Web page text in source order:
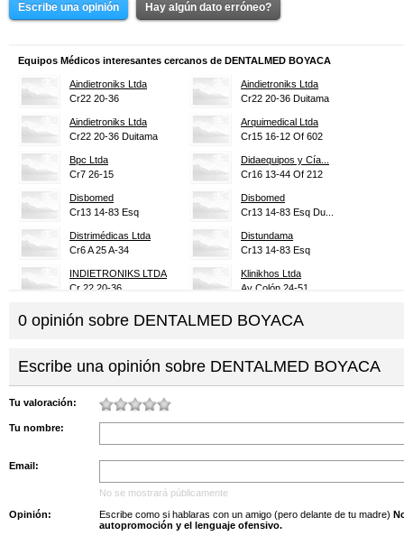
Escribe una opinión Hay algún dato erróneo?
Equipos Médicos interesantes cercanos de DENTALMED BOYACA
Aindietroniks Ltda
Cr22 20-36
Aindietroniks Ltda
Cr22 20-36 Duitama
Aindietroniks Ltda
Cr22 20-36 Duitama
Arquimedical Ltda
Cr15 16-12 Of 602
Bpc Ltda
Cr7 26-15
Didaequipos y Cía...
Cr16 13-44 Of 212
Disbomed
Cr13 14-83 Esq
Disbomed
Cr13 14-83 Esq Du...
Distrimédicas Ltda
Cr6 A 25 A-34
Distundama
Cr13 14-83 Esq
INDIETRONIKS LTDA
Cr 22 20-36
Klinikhos Ltda
Av Colón 24-51
MAR DENTAL
Cl 21 A 10-57
Cl 28 B 8-66
Cr15 16-12 Of 403
Cl 10 6-25
0 opinión sobre DENTALMED BOYACA
Escribe una opinión sobre DENTALMED BOYACA
Tu valoración:
Tu nombre:
Email:
No se mostrará públicamente
Opinión:
Escribe como si hablaras con un amigo (pero delante de tu madre) No
autopromoción y el lenguaje ofensivo.